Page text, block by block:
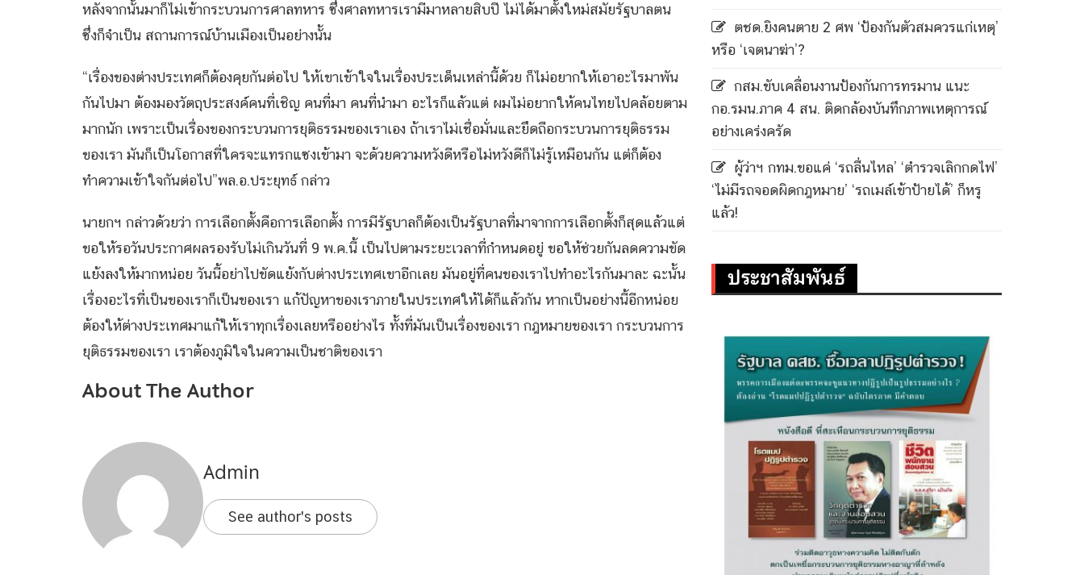
หลังจากนั้นมาก็ไม่เข้ากระบวนการศาลทหาร ซึ่งศาลทหารเรามีมาหลายสิบปี ไม่ได้มาตั้งใหม่สมัยรัฐบาลตน
ซึ่งก็จำเป็น สถานการณ์บ้านเมืองเป็นอย่างนั้น
“เรื่องของต่างประเทศก็ต้องคุยกันต่อไป ให้เขาเข้าใจในเรื่องประเด็นเหล่านี้ด้วย ก็ไม่อยากให้เอาอะไรมาพัน
กันไปมา ต้องมองวัตถุประสงค์คนที่เชิญ คนที่มา คนที่นำมา อะไรก็แล้วแต่ ผมไม่อยากให้คนไทยไปคล้อยตาม
มากนัก เพราะเป็นเรื่องของกระบวนการยุติธรรมของเราเอง ถ้าเราไม่เชื่อมั่นและยึดถือกระบวนการยุติธรรม
ของเรา มันก็เป็นโอกาสที่ใครจะแทรกแซงเข้ามา จะด้วยความหวังดีหรือไม่หวังดีก็ไม่รู้เหมือนกัน แต่ก็ต้อง
ทำความเข้าใจกันต่อไป”พล.อ.ประยุทธ์ กล่าว
นายกฯ กล่าวด้วยว่า การเลือกตั้งคือการเลือกตั้ง การมีรัฐบาลก็ต้องเป็นรัฐบาลที่มาจากการเลือกตั้งก็สุดแล้วแต่
ขอให้รอวันประกาศผลรองรับไม่เกินวันที่ 9 พ.ค.นี้ เป็นไปตามระยะเวลาที่กำหนดอยู่ ขอให้ช่วยกันลดความขัด
แย้งลงให้มากหน่อย วันนี้อย่าไปขัดแย้งกับต่างประเทศเขาอีกเลย มันอยู่ที่คนของเราไปทำอะไรกันมาละ ฉะนั้น
เรื่องอะไรที่เป็นของเราก็เป็นของเรา แก้ปัญหาของเราภายในประเทศให้ได้ก็แล้วกัน หากเป็นอย่างนี้อีกหน่อย
ต้องให้ต่างประเทศมาแก้ให้เราทุกเรื่องเลยหรืออย่างไร ทั้งที่มันเป็นเรื่องของเรา กฎหมายของเรา กระบวนการ
ยุติธรรมของเรา เราต้องภูมิใจในความเป็นชาติของเรา
About The Author
Admin
See author's posts
ตชด.ยิงคนตาย 2 ศพ ‘ป้องกันตัวสมควรแก่เหตุ’
หรือ ‘เจตนาฆ่า’?
กสม.ขับเคลื่อนงานป้องกันการทรมาน แนะ
กอ.รมน.ภาค 4 สน. ติดกล้องบันทึกภาพเหตุการณ์
อย่างเคร่งครัด
ผู้ว่าฯ กทม.ขอแค่ ‘รถลื่นไหล’ ‘ตำรวจเลิกกดไฟ’
‘ไม่มีรถจอดผิดกฎหมาย’ ‘รถเมล์เข้าป้ายได้’ ก็หรู
แล้ว!
ประชาสัมพันธ์